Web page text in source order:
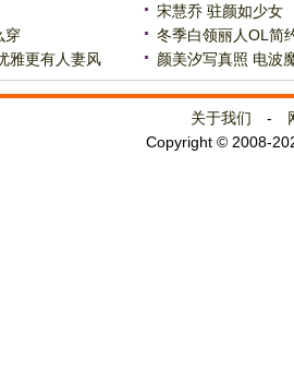
宋慧乔 驻颜如少女
穿
冬季白领丽人OL简
雅更有人妻风
颜美汐写真照 电波
关于我们 -
Copyright © 2008-